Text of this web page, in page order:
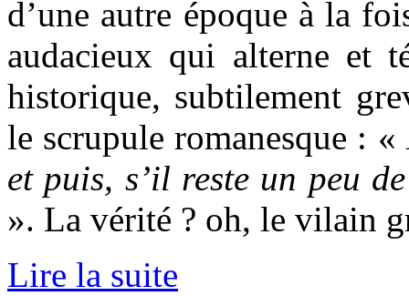
d’une autre époque à la
audacieux qui alterne et
historique, subtilement
le scrupule romanesque : «
et puis, s’il reste un peu
». La vérité ? oh, le vilain
Lire la suite